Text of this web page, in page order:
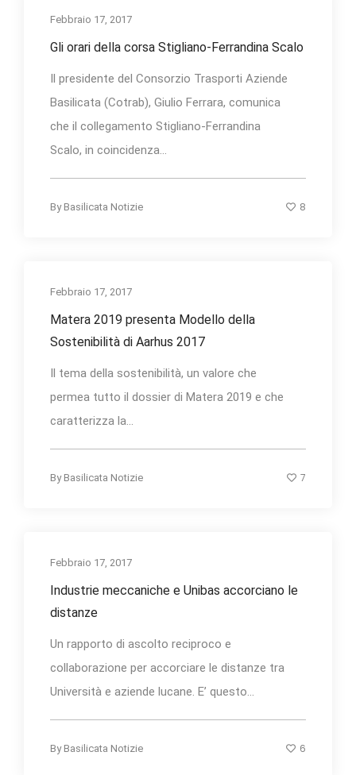
Febbraio 17, 2017
Gli orari della corsa Stigliano-Ferrandina Scalo
Il presidente del Consorzio Trasporti Aziende
Basilicata (Cotrab), Giulio Ferrara, comunica
che il collegamento Stigliano-Ferrandina
Scalo, in coincidenza...
By Basilicata Notizie 8
Febbraio 17, 2017
Matera 2019 presenta Modello della
Sostenibilità di Aarhus 2017
Il tema della sostenibilità, un valore che
permea tutto il dossier di Matera 2019 e che
caratterizza la...
By Basilicata Notizie 7
Febbraio 17, 2017
Industrie meccaniche e Unibas accorciano le
distanze
Un rapporto di ascolto reciproco e
collaborazione per accorciare le distanze tra
Università e aziende lucane. E’ questo...
By Basilicata Notizie 6